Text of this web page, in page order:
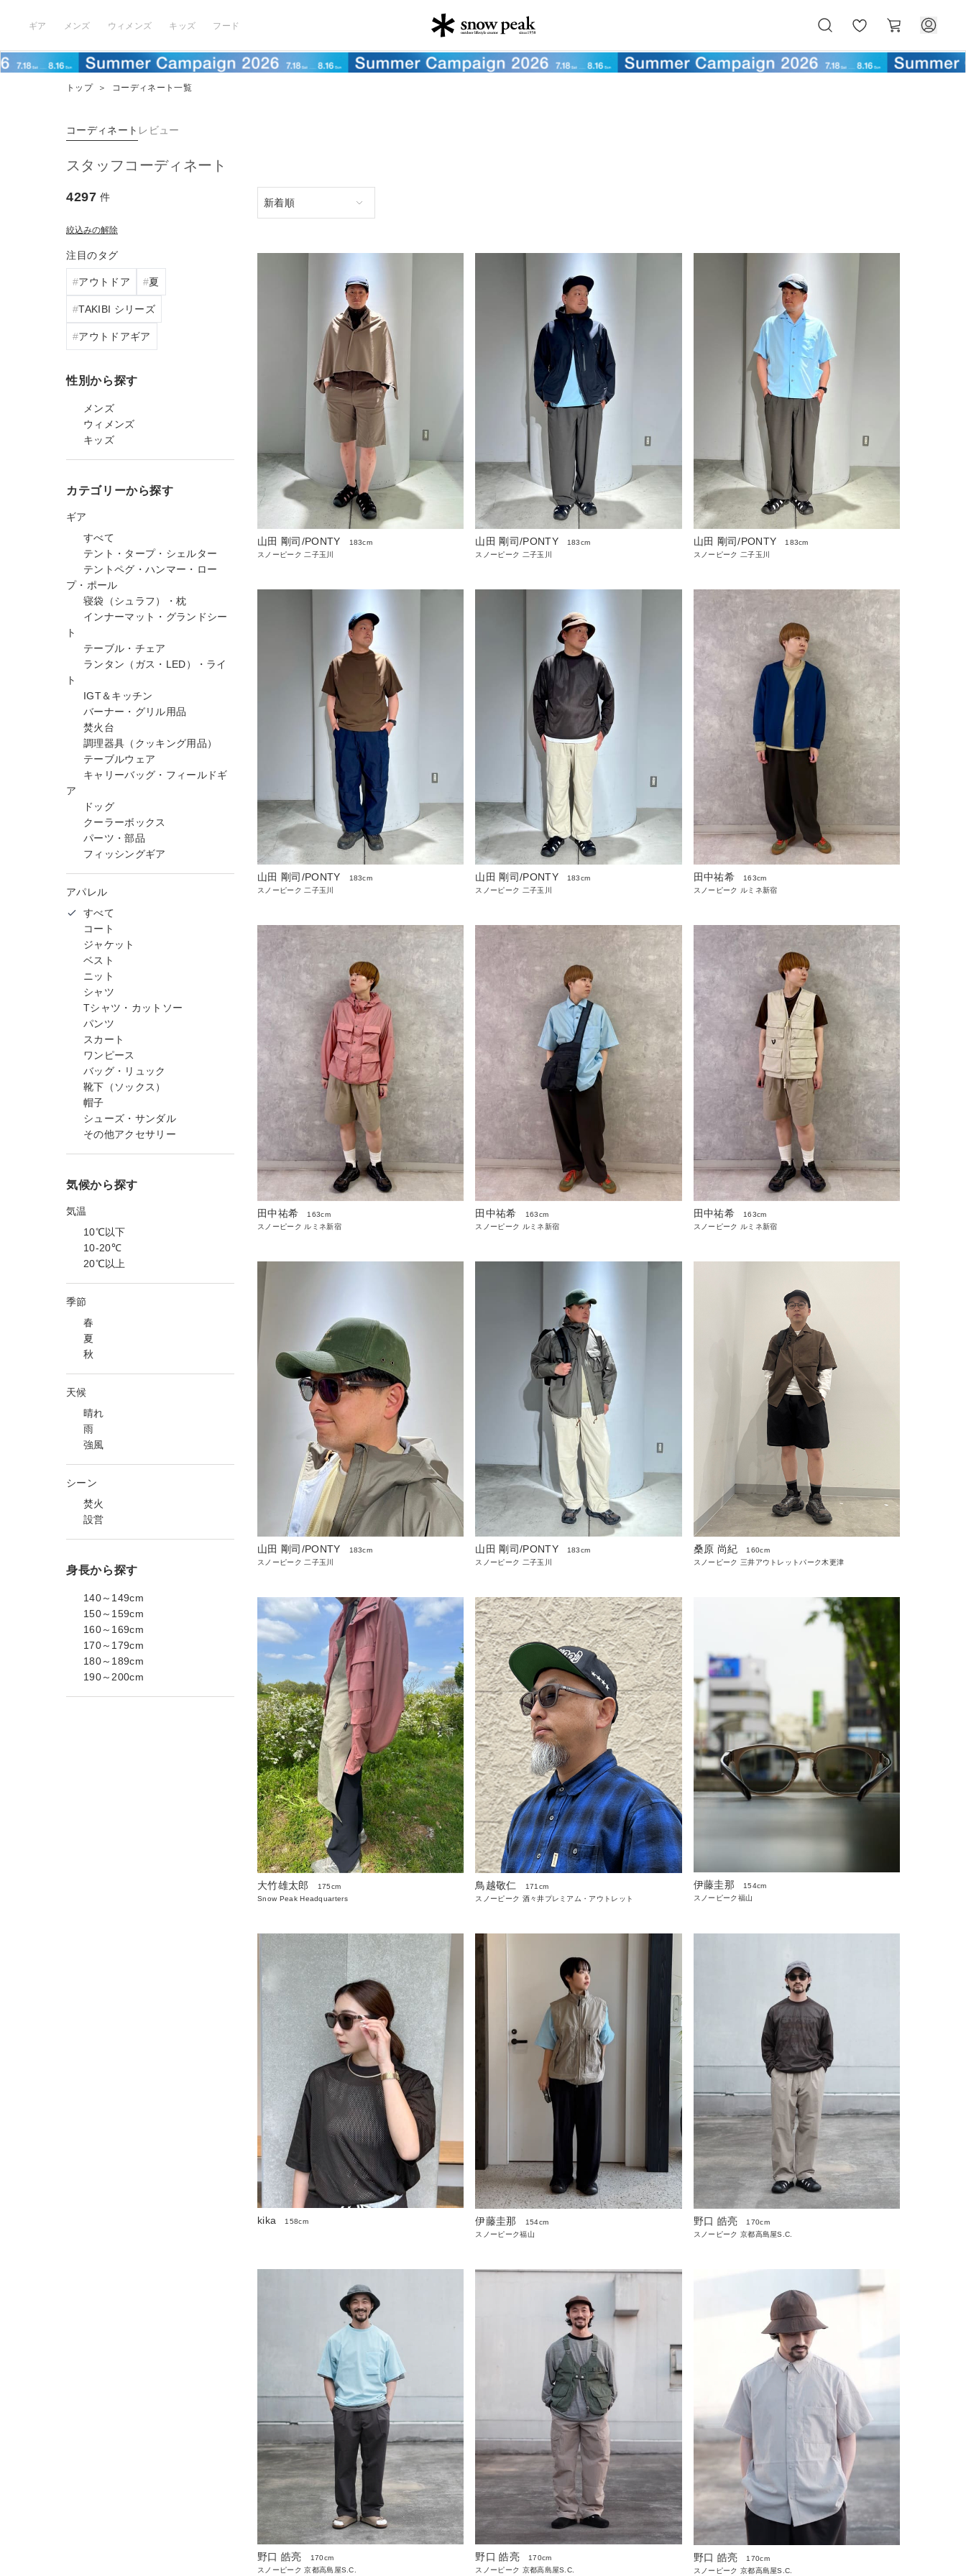
ギア メンズ ウィメンズ キッズ フード
気
に
ー
ト
トップ ＞ コーディネート一覧
コーディネート レビュー
スタッフコーディネート
4297 件
絞込みの解除
注目のタグ
アウトドア 夏
TAKIBI シリーズ
アウトドアギア
性別から探す
メンズ
ウィメンズ
キッズ
カテゴリーから探す
ギア
すべて
テント・タープ・シェルター
テントペグ・ハンマー・ロー
プ・ポール
寝袋（シュラフ）・枕
インナーマット・グランドシー
ト
テーブル・チェア
ランタン（ガス・LED）・ライ
ト
IGT＆キッチン
バーナー・グリル用品
焚火台
調理器具（クッキング用品）
テーブルウェア
キャリーバッグ・フィールドギ
ア
ドッグ
クーラーボックス
パーツ・部品
フィッシングギア
アパレル
すべて
コート
ジャケット
ベスト
ニット
シャツ
Tシャツ・カットソー
パンツ
スカート
ワンピース
バッグ・リュック
靴下（ソックス）
帽子
シューズ・サンダル
その他アクセサリー
気候から探す
気温
10℃以下
10-20℃
20℃以上
季節
春
夏
秋
天候
晴れ
雨
強風
シーン
焚火
設営
身長から探す
140～149cm
150～159cm
160～169cm
170～179cm
180～189cm
190～200cm
山田 剛司/PONTY
183cm
スノーピーク 二子玉川
山田 剛司/PONTY
183cm
スノーピーク 二子玉川
山田 剛司/PONTY
183cm
スノーピーク 二子玉川
山田 剛司/PONTY
183cm
スノーピーク 二子玉川
山田 剛司/PONTY
183cm
スノーピーク 二子玉川
田中祐希
163cm
スノーピーク ルミネ新宿
田中祐希
163cm
スノーピーク ルミネ新宿
田中祐希
163cm
スノーピーク ルミネ新宿
田中祐希
163cm
スノーピーク ルミネ新宿
山田 剛司/PONTY
183cm
スノーピーク 二子玉川
山田 剛司/PONTY
183cm
スノーピーク 二子玉川
桑原 尚紀
160cm
スノーピーク 三井アウトレットパーク木更津
大竹雄太郎
175cm
Snow Peak Headquarters
鳥越敬仁
171cm
スノーピーク 酒々井プレミアム・アウトレット
伊藤圭那
154cm
スノーピーク福山
kika 158cm 伊藤圭那
154cm
スノーピーク福山
野口 皓亮
170cm
スノーピーク 京都高島屋S.C.
野口 皓亮
170cm
スノーピーク 京都高島屋S.C.
野口 皓亮
170cm
スノーピーク 京都高島屋S.C.
野口 皓亮
170cm
スノーピーク 京都高島屋S.C.